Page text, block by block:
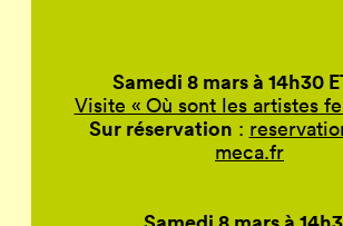
Samedi 8 mars à 14h30
Visite « Où sont les artistes
Sur réservation :
meca.fr